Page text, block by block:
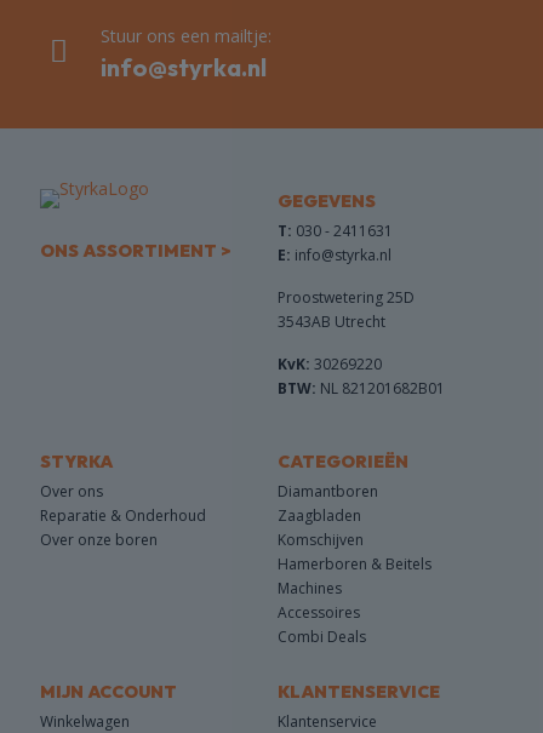
Stuur ons een mailtje:
info@styrka.nl
ONS ASSORTIMENT >
GEGEVENS
T: 030 - 2411631
E: info@styrka.nl
Proostwetering 25D
3543AB Utrecht
KvK: 30269220
BTW: NL 821201682B01
STYRKA
Over ons
Reparatie & Onderhoud
Over onze boren
CATEGORIEËN
Diamantboren
Zaagbladen
Komschijven
Hamerboren & Beitels
Machines
Accessoires
Combi Deals
MIJN ACCOUNT
Winkelwagen
KLANTENSERVICE
Klantenservice